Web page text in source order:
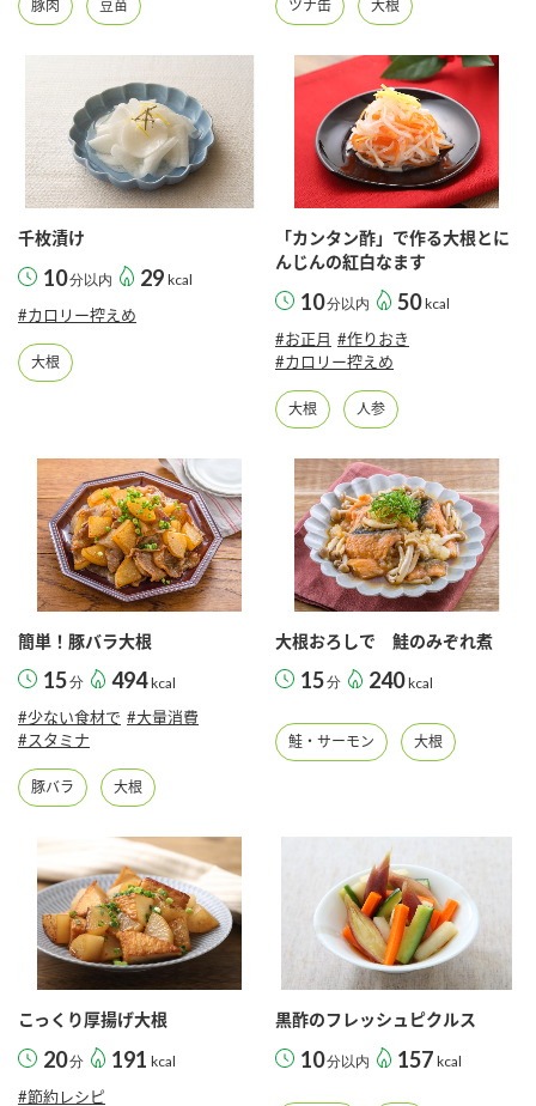
豚肉 豆苗 ツナ缶 大根
千枚漬け
10分以内 29 kcal
#カロリー控えめ
大根
「カンタン酢」で作る大根とに
んじんの紅白なます
10分以内 50 kcal
#お正月 #作りおき
#カロリー控えめ
大根 人参
簡単！豚バラ大根
15分 494 kcal
#少ない食材で #大量消費
#スタミナ
豚バラ 大根
大根おろしで 鮭のみぞれ煮
15分 240 kcal
鮭・サーモン 大根
こっくり厚揚げ大根
20分 191 kcal
#節約レシピ
黒酢のフレッシュピクルス
10分以内 157 kcal